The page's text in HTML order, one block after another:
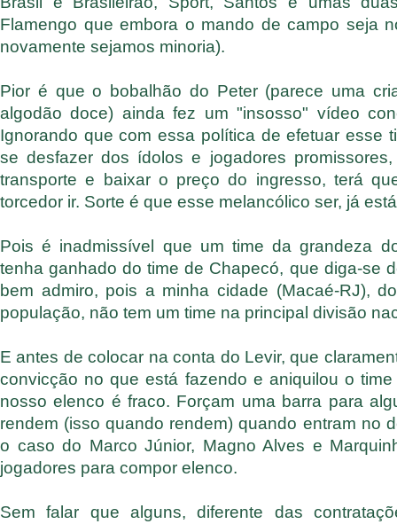
Flamengo que embora o mando de campo seja
novamente sejamos minoria).
Pior é que o bobalhão do Peter (parece uma
algodão doce) ainda fez um "insosso" vídeo
Ignorando que com essa política de efetuar esse
se desfazer dos ídolos e jogadores
transporte e baixar o preço do ingresso, terá
torcedor ir. Sorte é que esse melancólico ser, já
Pois é inadmissível que um time da grandeza
tenha ganhado do time de Chapecó, que diga-se
bem admiro, pois a minha cidade (Macaé-RJ),
população, não tem um time na principal divisão
E antes de colocar na conta do Levir, que
convicção no que está fazendo e aniquilou o
nosso elenco é fraco. Forçam uma barra para
rendem (isso quando rendem) quando entram no
o caso do Marco Júnior, Magno Alves e
jogadores para compor elenco.
Sem falar que alguns, diferente das